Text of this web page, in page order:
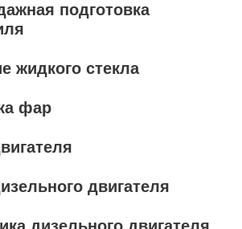
подготовка
жидкого стекла
фар
двигателя